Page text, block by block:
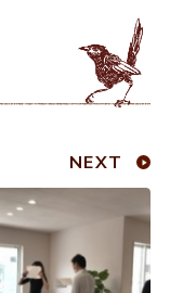
NEXT